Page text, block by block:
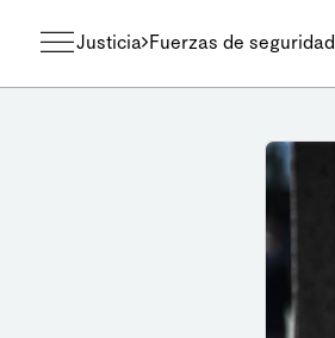
Justicia Fuerzas de seguridad